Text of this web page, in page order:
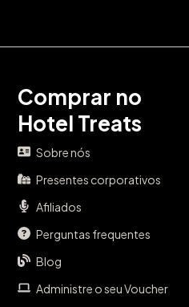
Comprar no
Hotel Treats
Sobre nós
Presentes corporativos
Afiliados
Perguntas frequentes
Blog
Administre o seu Voucher